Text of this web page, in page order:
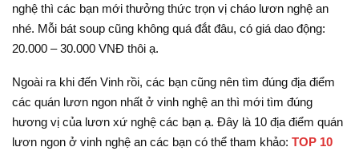
nghệ thì các bạn mới thưởng thức trọn vị cháo lươn nghệ an
nhé. Mỗi bát soup cũng không quá đắt đâu, có giá dao động:
20.000 – 30.000 VNĐ thôi ạ.
Ngoài ra khi đến Vinh rồi, các bạn cũng nên tìm đúng địa điểm
các quán lươn ngon nhất ở vinh nghệ an thì mới tìm đúng
hương vị của lươn xứ nghệ các bạn ạ. Đây là 10 địa điểm quán
lươn ngon ở vinh nghệ an các bạn có thể tham khảo: TOP 10